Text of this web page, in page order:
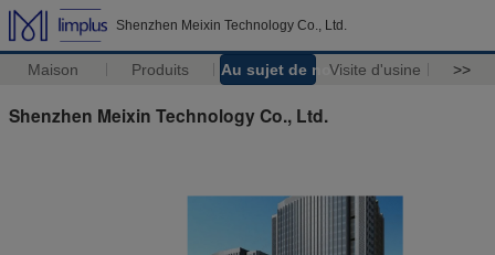
Shenzhen Meixin Technology Co., Ltd.
Maison Produits Au sujet de nousVisite d'usine >>
Shenzhen Meixin Technology Co., Ltd.